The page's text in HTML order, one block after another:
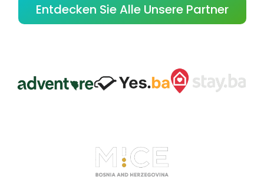
Entdecken Sie Alle Unsere Partner